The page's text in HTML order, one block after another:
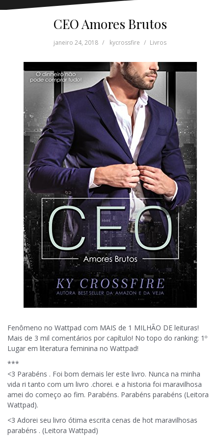
CEO Amores Brutos
janeiro 24, 2018 kycrossfire Livros
Fenômeno no Wattpad com MAIS de 1 MILHÃO DE leituras!
Mais de 3 mil comentários por capítulo! No topo do ranking: 1º
Lugar em literatura feminina no Wattpad!
***
<3 Parabéns . Foi bom demais ler este livro. Nunca na minha
vida ri tanto com um livro .chorei. e a historia foi maravilhosa
amei do começo ao fim. Parabéns. Parabéns parabéns (Leitora
Wattpad).
<3 Adorei seu livro ótima escrita cenas de hot maravilhosas
parabéns . (Leitora Wattpad)